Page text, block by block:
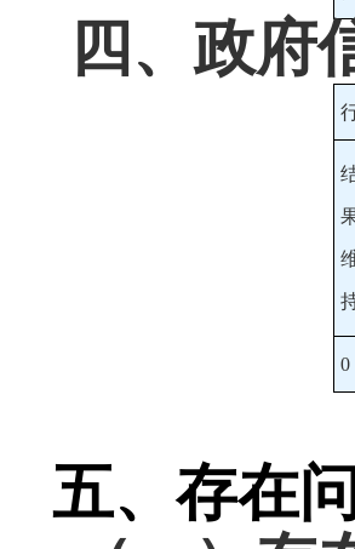
四、政府
0
五、存在